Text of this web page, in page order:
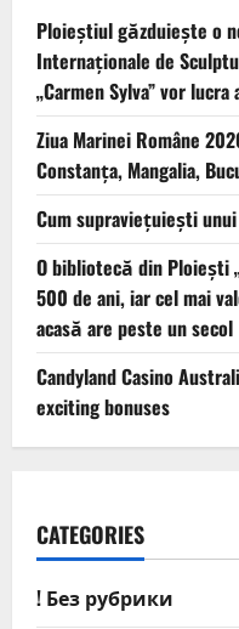
Ploieștiul găzduiește o
Internaționale de
„Carmen Sylva” vor
Ziua Marinei Române
Constanța, Mangalia,
Cum supraviețuiești
O bibliotecă din Ploiești
500 de ani, iar cel mai
acasă are peste un secol
Candyland Casino
exciting bonuses
CATEGORIES
! Без рубрики